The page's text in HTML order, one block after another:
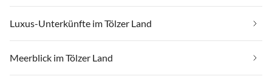
Luxus-Unterkünfte im Tölzer Land
Meerblick im Tölzer Land